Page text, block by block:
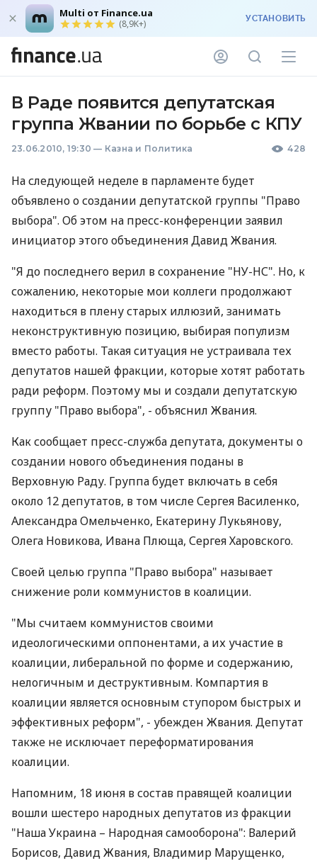
Multi от Finance.ua
(8,9K+) УСТАНОВИТЬ
В Раде появится депутатская
группа Жвании по борьбе с КПУ
23.06.2010, 19:30 — Казна и Политика 428
На следующей неделе в парламенте будет
объявлено о создании депутатской группы "Право
выбора". Об этом на пресс-конференции заявил
инициатор этого объединения Давид Жвания.
"Я до последнего верил в сохранение "НУ-НС". Но, к
сожалению, некоторые мои коллеги продолжают
находиться в плену старых иллюзий, занимать
неконструктивную позицию, выбирая популизм
вместо работы. Такая ситуация не устраивала тех
депутатов нашей фракции, которые хотят работать
ради реформ. Поэтому мы и создали депутатскую
группу "Право выбора", - объяснил Жвания.
Как сообщает пресс-служба депутата, документы о
создании нового объединения поданы в
Верховную Раду. Группа будет включать в себя
около 12 депутатов, в том числе Сергея Василенко,
Александра Омельченко, Екатерину Лукьянову,
Олега Новикова, Ивана Плюща, Сергея Харовского.
Своей целью группа "Право выбора" называет
снижение роли коммунистов в коалиции.
"Мы считаем коммунистов своими
идеологическими оппонентами, а их участие в
коалиции, либеральной по форме и содержанию,
нелогичным и деструктивным. Компартия в
коалиции является основным ступором быстрых и
эффективных реформ", - убежден Жвания. Депутат
также не исключает переформатирования
коалиции.
Напомним, 18 июня в состав правящей коалиции
вошли шестеро народных депутатов из фракции
"Наша Украина – Народная самооборона": Валерий
Борисов, Давид Жвания, Владимир Марущенко,